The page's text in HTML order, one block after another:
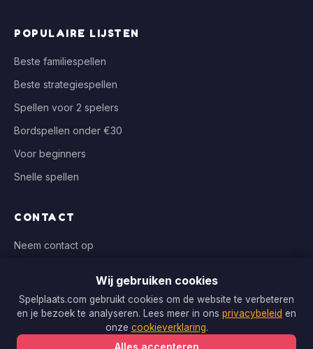
POPULAIRE LIJSTEN
Beste familiespellen
Beste strategiespellen
Spellen voor 2 spelers
Bordspellen onder €30
Voor beginners
Snelle spellen
CONTACT
Neem contact op
WIJ VERGELIJKEN BIJ
Bol.com, Spellenrijk, Boardgameshop.nl
Wij gebruiken cookies
Spelplaats.com gebruikt cookies om de website te verbeteren
en je bezoek te analyseren. Lees meer in ons privacybeleid en
onze cookieverklaring.
Alles accepteren